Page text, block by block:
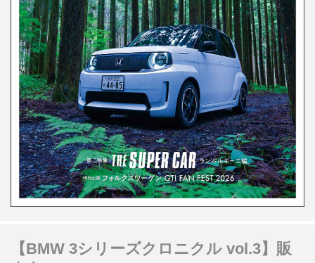
【BMW 3シリーズクロニクル vol.3】販